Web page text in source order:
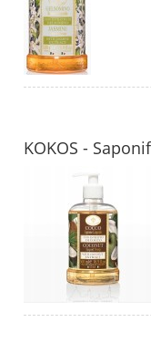
KOKOS -